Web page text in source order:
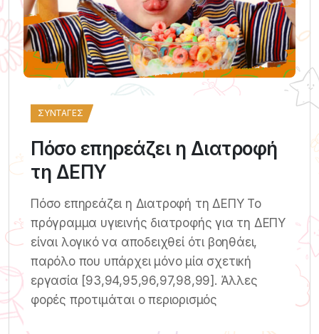
ΣΥΝΤΑΓΈΣ
Πόσο επηρεάζει η Διατροφή
τη ΔΕΠΥ
Πόσο επηρεάζει η Διατροφή τη ΔΕΠΥ Το
πρόγραμμα υγιεινής διατροφής για τη ΔΕΠΥ
είναι λογικό να αποδειχθεί ότι βοηθάει,
παρόλο που υπάρχει μόνο μία σχετική
εργασία [93,94,95,96,97,98,99]. Άλλες
φορές προτιμάται ο περιορισμός